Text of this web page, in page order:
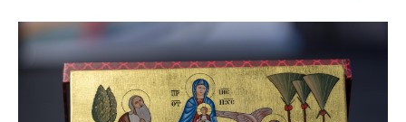
Image